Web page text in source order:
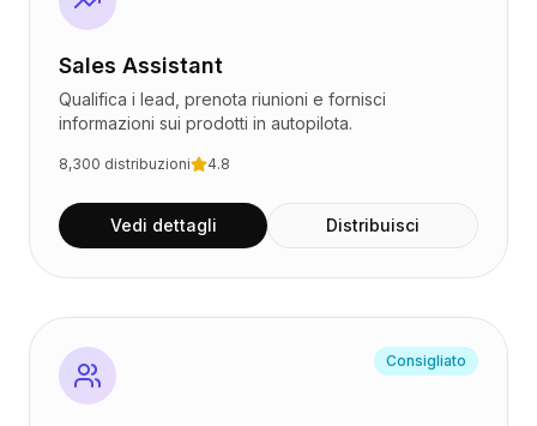
Casi studio
Sviluppatori
Approfondimenti
Richiedi demo
Registrati / Accedi
Sales Assistant
Qualifica i lead, prenota riunioni e fornisci
informazioni sui prodotti in autopilota.
8,300 distribuzioni 4.8
Vedi dettagli Distribuisci
Consigliato